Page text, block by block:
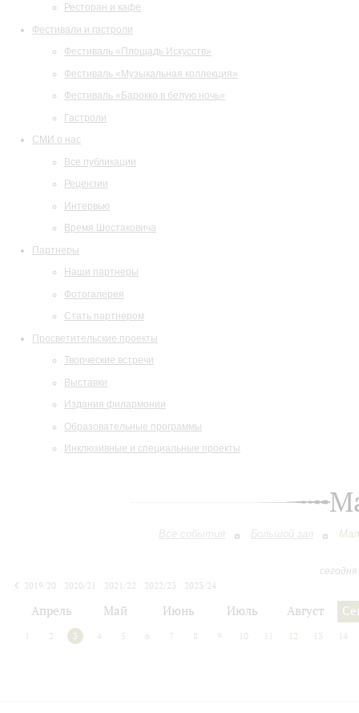
Ресторан и кафе
Фестивали и гастроли
Фестиваль «Площадь Искусств»
Фестиваль «Музыкальная коллекция»
Фестиваль «Барокко в белую ночь»
Гастроли
СМИ о нас
Все публикации
Рецензии
Интервью
Время Шостаковича
Партнеры
Наши партнеры
Фотогалерея
Стать партнером
Просветительские проекты
Творческие встречи
Выставки
Издания филармонии
Образовательные программы
Инклюзивные и специальные проекты
Все события Большой зал
2019/20
2020/21 2021/22 2022/23
2023/24
Апрель Май Июнь Июль Август
2 3 4 5 6 7 8 9 10 11 12 13 14